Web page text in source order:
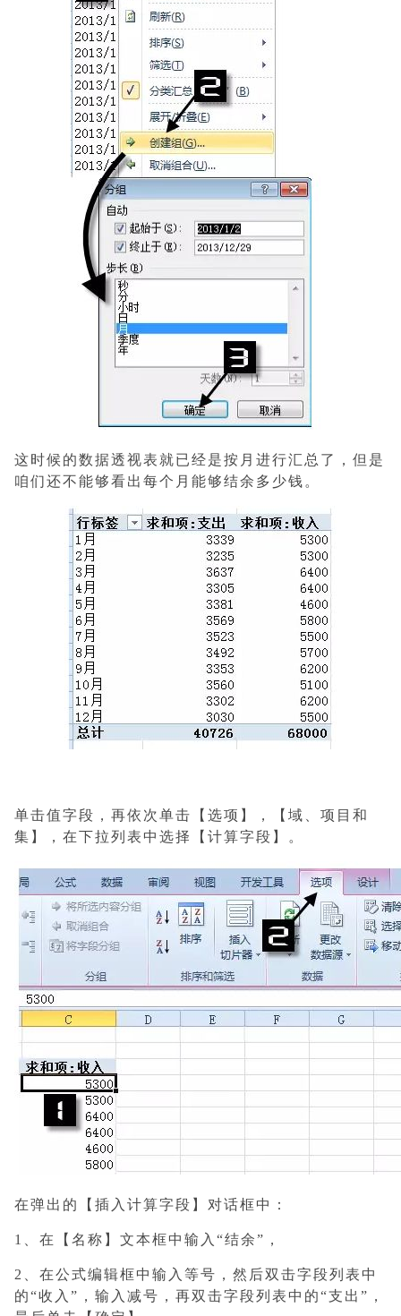
这时候的数据透视表就已经是按月进行汇总了，但是
咱们还不能够看出每个月能够结余多少钱。
单击值字段，再依次单击【选项】，【域、项目和
集】，在下拉列表中选择【计算字段】。
在弹出的【插入计算字段】对话框中：
1、在【名称】文本框中输入“结余”，
2、在公式编辑框中输入等号，然后双击字段列表中
的“收入”，输入减号，再双击字段列表中的“支出”，